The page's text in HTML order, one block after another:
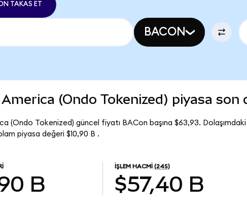
TAKAS ET
BACON
(Ondo Tokenized) piyasa son
(Ondo Tokenized) güncel fiyatı BACon başına $63,93.
piyasa değeri $10,90 B .
B
İŞLEM HACMI (24S)
$57,40 B